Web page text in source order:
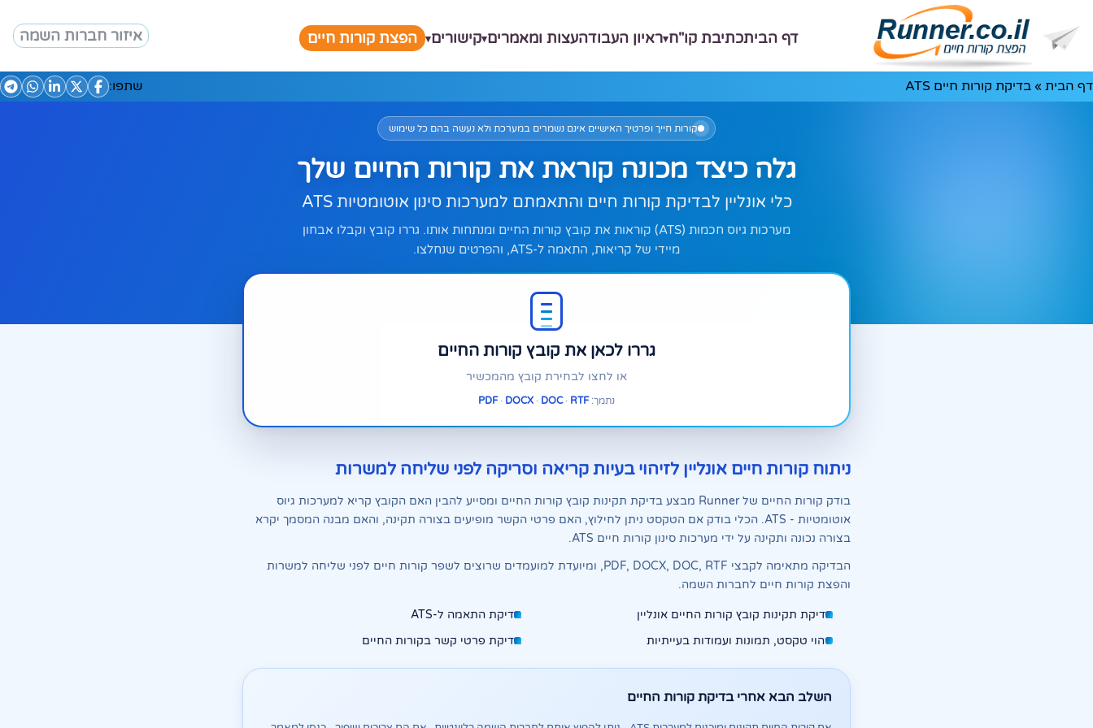
דף הביתכתיבת קו"ח ראיון העבודהעצות ומאמרים קישורים הפצת קורות חיים איזור חברות השמה
דף הבית » בדיקת קורות חיים ATS שתפו:
קורות חייך ופרטיך האישיים אינם נשמרים במערכת ולא נעשה בהם כל שימוש
גלה כיצד מכונה קוראת את קורות החיים שלך
כלי אונליין לבדיקת קורות חיים והתאמתם למערכות סינון אוטומטיות ATS
מערכות גיוס חכמות (ATS) קוראות את קובץ קורות החיים ומנתחות אותו. גררו קובץ וקבלו אבחון
מיידי של קריאוּת, התאמה ל-ATS, והפרטים שנחלצו.
גררו לכאן את קובץ קורות החיים
או לחצו לבחירת קובץ מהמכשיר
נתמך: PDF· DOCX · DOC· RTF
ניתוח קורות חיים אונליין לזיהוי בעיות קריאה וסריקה לפני שליחה למשרות
בודק קורות החיים של Runner מבצע בדיקת תקינות קובץ קורות החיים ומסייע להבין האם הקובץ קריא למערכות גיוס
אוטומטיות - ATS. הכלי בודק אם הטקסט ניתן לחילוץ, האם פרטי הקשר מופיעים בצורה תקינה, והאם מבנה המסמך יקרא
בצורה נכונה ותקינה על ידי מערכות סינון קורות חיים ATS.
הבדיקה מתאימה לקבצי PDF, DOCX, DOC, RTF, ומיועדת למועמדים שרוצים לשפר קורות חיים לפני שליחה למשרות
והפצת קורות חיים לחברות השמה.
בדיקת תקינות קובץ קורות החיים אונליין
בדיקת התאמה ל-ATS
זיהוי טקסט, תמונות ועמודות בעייתיות
בדיקת פרטי קשר בקורות החיים
השלב הבא אחרי בדיקת קורות החיים